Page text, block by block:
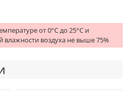
от 0°С до 25°С и
влажности воздуха не выше 75%